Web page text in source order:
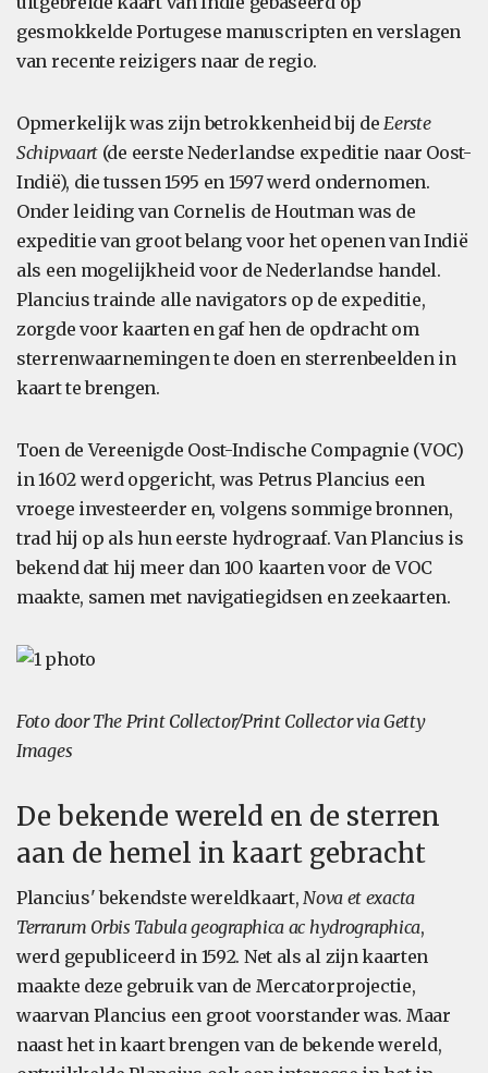
gesmokkelde Portugese manuscripten en verslagen
van recente reizigers naar de regio.
Opmerkelijk was zijn betrokkenheid bij deEerste
Schipvaart (de eerste Nederlandse expeditie naar Oost-
Indië), die tussen 1595 en 1597 werd ondernomen.
Onder leiding van Cornelis de Houtman was de
expeditie van groot belang voor het openen van Indië
als een mogelijkheid voor de Nederlandse handel.
Plancius trainde alle navigators op de expeditie,
zorgde voor kaarten en gaf hen de opdracht om
sterrenwaarnemingen te doen en sterrenbeelden in
kaart te brengen.
Toen de Vereenigde Oost-Indische Compagnie (VOC)
in 1602 werd opgericht, was Petrus Plancius een
vroege investeerder en, volgens sommige bronnen,
trad hij op als hun eerste hydrograaf. Van Plancius is
bekend dat hij meer dan 100 kaarten voor de VOC
maakte, samen met navigatiegidsen en zeekaarten.
Foto door The Print Collector/Print Collector via Getty
Images
De bekende wereld en de sterren
aan de hemel in kaart gebracht
Plancius' bekendste wereldkaart,Nova et exacta
Terrarum Orbis Tabula geographica ac hydrographica,
werd gepubliceerd in 1592. Net als al zijn kaarten
maakte deze gebruik van de Mercatorprojectie,
waarvan Plancius een groot voorstander was. Maar
naast het in kaart brengen van de bekende wereld,